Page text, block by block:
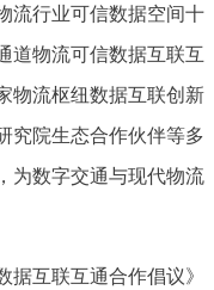
流行业可信数据空间十
道物流可信数据互联互
物流枢纽数据互联创新
究院生态合作伙伴等多
为数字交通与现代物流
互联互通合作倡议》